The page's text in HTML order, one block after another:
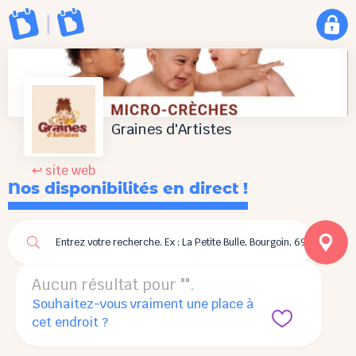
↩ site web
Graines d'Artistes
Nos disponibilités en direct !
Aucun résultat pour "".
Souhaitez-vous vraiment une place à
cet endroit ?